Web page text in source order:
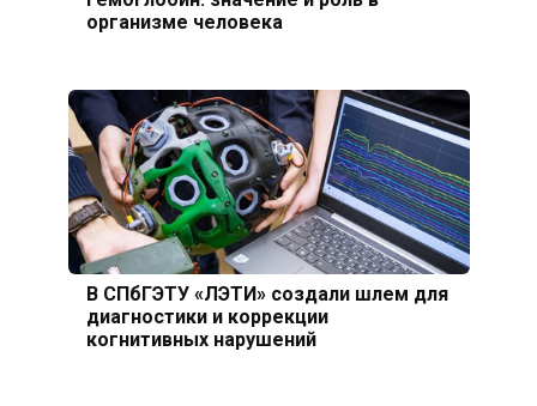
организме человека
В СПбГЭТУ «ЛЭТИ» создали шлем для
диагностики и коррекции
когнитивных нарушений